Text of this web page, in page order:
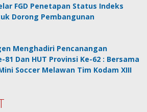
FGD Penetapan Status Indeks
Dorong Pembangunan
Menghadiri Pencanangan
81 Dan HUT Provinsi Ke-62 : Bersama
Soccer Melawan Tim Kodam XIII